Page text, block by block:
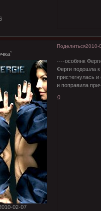
Поделиться2010-
02-07
----особянк
Ферги подошла
пристегнулась
и поправила
0